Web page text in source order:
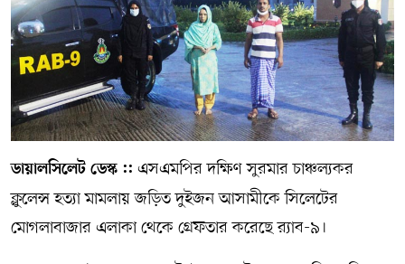
ডায়ালসিলেট ডেস্ক :: এসএমপির দক্ষিণ সুরমার চাঞ্চল্যকর
ক্লুলেন্স হত্যা মামলায় জড়িত দুইজন আসামীকে সিলেটের
মোগলাবাজার এলাকা থেকে গ্রেফতার করেছে র‌্যাব-৯।
ABOUT US
DIAL SYLHET